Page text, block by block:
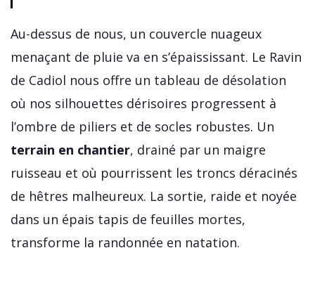
Au-dessus de nous, un couvercle nuageux
menaçant de pluie va en s’épaississant. Le Ravin
de Cadiol nous offre un tableau de désolation
où nos silhouettes dérisoires progressent à
l’ombre de piliers et de socles robustes. Un
terrain en chantier, drainé par un maigre
ruisseau et où pourrissent les troncs déracinés
de hêtres malheureux. La sortie, raide et noyée
dans un épais tapis de feuilles mortes,
transforme la randonnée en natation.